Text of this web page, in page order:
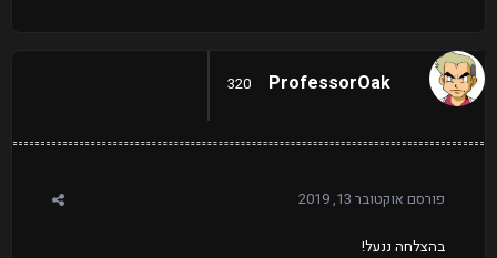
ProfessorOak
320
פורסם אוקטובר 13, 2019
בהצלחה ננעל!